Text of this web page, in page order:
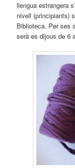
llengua estrangera
nivell (principiants)
Biblioteca. Per ses
serà es dijous de 6